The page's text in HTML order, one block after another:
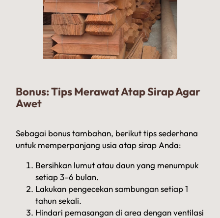
Bonus: Tips Merawat Atap Sirap Agar
Awet
Sebagai bonus tambahan, berikut tips sederhana
untuk memperpanjang usia atap sirap Anda:
Bersihkan lumut atau daun yang menumpuk
setiap 3–6 bulan.
Lakukan pengecekan sambungan setiap 1
tahun sekali.
Hindari pemasangan di area dengan ventilasi